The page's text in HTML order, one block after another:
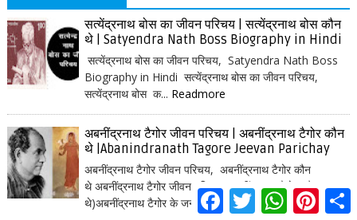
सत्येंद्रनाथ बोस का जीवन परिचय | सत्येंद्रनाथ बोस कौन
थे | Satyendra Nath Boss Biography in Hindi
सत्येंद्रनाथ बोस का जीवन परिचय, Satyendra Nath Boss
Biography in Hindi सत्येंद्रनाथ बोस का जीवन परिचय,
सत्येंद्रनाथ बोस क... Readmore
अबनींद्रनाथ टैगोर जीवन परिचय | अबनींद्रनाथ टैगोर कौन
थे |Abanindranath Tagore Jeevan Parichay
अबनींद्रनाथ टैगोर जीवन परिचय, अबनींद्रनाथ टैगोर कौन
थे अबनींद्रनाथ टैगोर जीवन परिचय (अबनींद्रनाथ टैगोर कौन
थे)अबनींद्रनाथ टैगोर के जन्मदिवस...
Readmore
T
W
P